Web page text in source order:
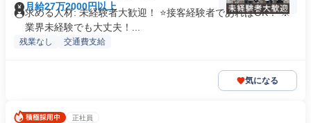
月給27万2000円以上
求める人材: 未経験者大歓迎！ ⭐接客経験者であればOK！ ※
業界未経験でも大丈夫！...
残業なし 交通費支給
気になる
正社員